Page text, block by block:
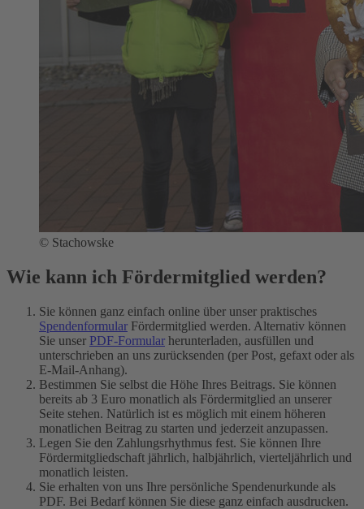
© Stachowske
Wie kann ich Fördermitglied werden?
Sie können ganz einfach online über unser praktisches
Spendenformular Fördermitglied werden. Alternativ können
Sie unser PDF-Formular herunterladen, ausfüllen und
unterschrieben an uns zurücksenden (per Post, gefaxt oder als
E-Mail-Anhang).
Bestimmen Sie selbst die Höhe Ihres Beitrags. Sie können
bereits ab 3 Euro monatlich als Fördermitglied an unserer
Seite stehen. Natürlich ist es möglich mit einem höheren
monatlichen Beitrag zu starten und jederzeit anzupassen.
Legen Sie den Zahlungsrhythmus fest. Sie können Ihre
Fördermitgliedschaft jährlich, halbjährlich, vierteljährlich und
monatlich leisten.
Sie erhalten von uns Ihre persönliche Spendenurkunde als
PDF. Bei Bedarf können Sie diese ganz einfach ausdrucken.